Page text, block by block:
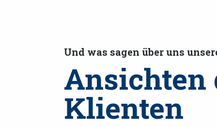
Und was sagen über uns
Ansichten
Klienten